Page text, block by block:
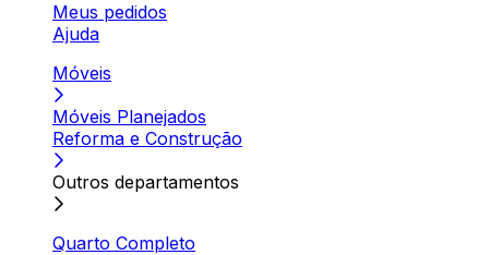
Meus pedidos
Ajuda
Móveis
Móveis Planejados
Reforma e Construção
Outros departamentos
Quarto Completo